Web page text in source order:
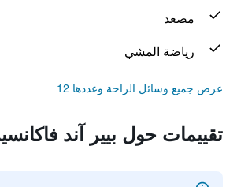
مصعد
رياضة المشي
عرض جميع وسائل الراحة وعددها 12
تقييمات حول بيير آند